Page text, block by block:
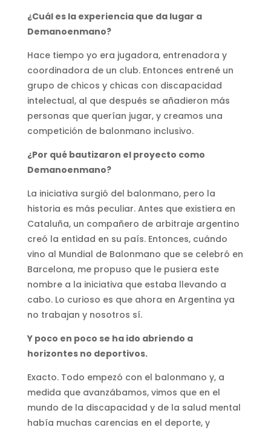
¿Cuál es la experiencia que da lugar a
Demanoenmano?
Hace tiempo yo era jugadora, entrenadora y
coordinadora de un club. Entonces entrené un
grupo de chicos y chicas con discapacidad
intelectual, al que después se añadieron más
personas que querían jugar, y creamos una
competición de balonmano inclusivo.
¿Por qué bautizaron el proyecto como
Demanoenmano?
La iniciativa surgió del balonmano, pero la
historia es más peculiar. Antes que existiera en
Cataluña, un compañero de arbitraje argentino
creó la entidad en su país. Entonces, cuándo
vino al Mundial de Balonmano que se celebró en
Barcelona, me propuso que le pusiera este
nombre a la iniciativa que estaba llevando a
cabo. Lo curioso es que ahora en Argentina ya
no trabajan y nosotros sí.
Y poco en poco se ha ido abriendo a
horizontes no deportivos.
Exacto. Todo empezó con el balonmano y, a
medida que avanzábamos, vimos que en el
mundo de la discapacidad y de la salud mental
había muchas carencias en el deporte, y